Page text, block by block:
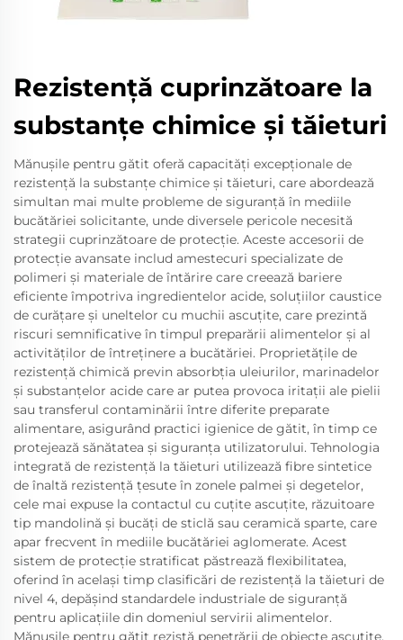
Rezistență cuprinzătoare la
substanțe chimice și tăieturi
Mănușile pentru gătit oferă capacități excepționale de
rezistență la substanțe chimice și tăieturi, care abordează
simultan mai multe probleme de siguranță în mediile
bucătăriei solicitante, unde diversele pericole necesită
strategii cuprinzătoare de protecție. Aceste accesorii de
protecție avansate includ amestecuri specializate de
polimeri și materiale de întărire care creează bariere
eficiente împotriva ingredientelor acide, soluțiilor caustice
de curățare și uneltelor cu muchii ascuțite, care prezintă
riscuri semnificative în timpul preparării alimentelor și al
activităților de întreținere a bucătăriei. Proprietățile de
rezistență chimică previn absorbția uleiurilor, marinadelor
și substanțelor acide care ar putea provoca iritații ale pielii
sau transferul contaminării între diferite preparate
alimentare, asigurând practici igienice de gătit, în timp ce
protejează sănătatea și siguranța utilizatorului. Tehnologia
integrată de rezistență la tăieturi utilizează fibre sintetice
de înaltă rezistență țesute în zonele palmei și degetelor,
cele mai expuse la contactul cu cuțite ascuțite, răzuitoare
tip mandolină și bucăți de sticlă sau ceramică sparte, care
apar frecvent în mediile bucătăriei aglomerate. Acest
sistem de protecție stratificat păstrează flexibilitatea,
oferind în același timp clasificări de rezistență la tăieturi de
nivel 4, depășind standardele industriale de siguranță
pentru aplicațiile din domeniul servirii alimentelor.
Mănușile pentru gătit rezistă penetrării de obiecte ascuțite,